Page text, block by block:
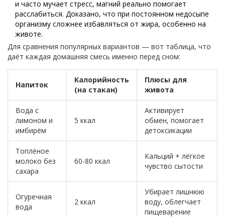
и часто мучает стресс, магний реально помогает
расслабиться. Доказано, что при постоянном недосыпе
организму сложнее избавляться от жира, особенно на
животе.
Для сравнения популярных вариантов — вот таблица, что
даёт каждая домашняя смесь именно перед сном:
Напиток
Калорийность
(на стакан)
Плюсы для
живота
Вода с
лимоном и
имбирём
5 ккал
Активирует
обмен, помогает
детоксикации
Топлёное
молоко без
сахара
60-80 ккал
Кальций + лёгкое
чувство сытости
Огуречная
вода
2 ккал
Убирает лишнюю
воду, облегчает
пищеварение